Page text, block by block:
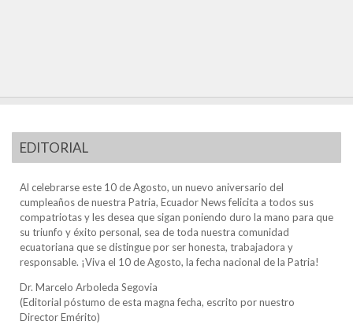
EDITORIAL
Al celebrarse este 10 de Agosto, un nuevo aniversario del
cumpleaños de nuestra Patria, Ecuador News felicita a todos sus
compatriotas y les desea que sigan poniendo duro la mano para que
su triunfo y éxito personal, sea de toda nuestra comunidad
ecuatoriana que se distingue por ser honesta, trabajadora y
responsable. ¡Viva el 10 de Agosto, la fecha nacional de la Patria!
Dr. Marcelo Arboleda Segovia
(Editorial póstumo de esta magna fecha, escrito por nuestro
Director Emérito)